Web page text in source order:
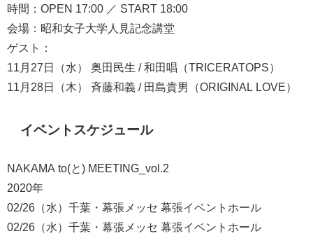
時間：OPEN 17:00 ／ START 18:00
会場：昭和女子大学人見記念講堂
ゲスト：
11月27日（水） 奥田民生 / 和田唱（TRICERATOPS）
11月28日（木） 斉藤和義 / 田島貴男（ORIGINAL LOVE）
イベントスケジュール
NAKAMA to(と) MEETING_vol.2
2020年
02/26（水）千葉・幕張メッセ 幕張イベントホール
02/26（水）千葉・幕張メッセ 幕張イベントホール